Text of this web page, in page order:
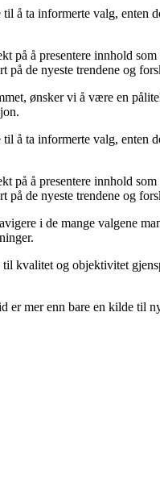
ta informerte valg, enten
å presentere innhold som
på de nyeste trendene og
ønsker vi å være en
ta informerte valg, enten
å presentere innhold som
på de nyeste trendene og
i de mange valgene
kvalitet og objektivitet
mer enn bare en kilde til